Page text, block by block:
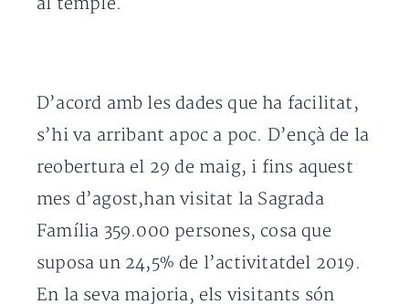
D’acord amb les dades que ha facilitat,
s’hi va arribant apoc a poc. D’ençà de la
reobertura el 29 de maig, i fins aquest
mes d’agost,han visitat la Sagrada
Família 359.000 persones, cosa que
suposa un 24,5% de l’activitatdel 2019.
En la seva majoria, els visitants són